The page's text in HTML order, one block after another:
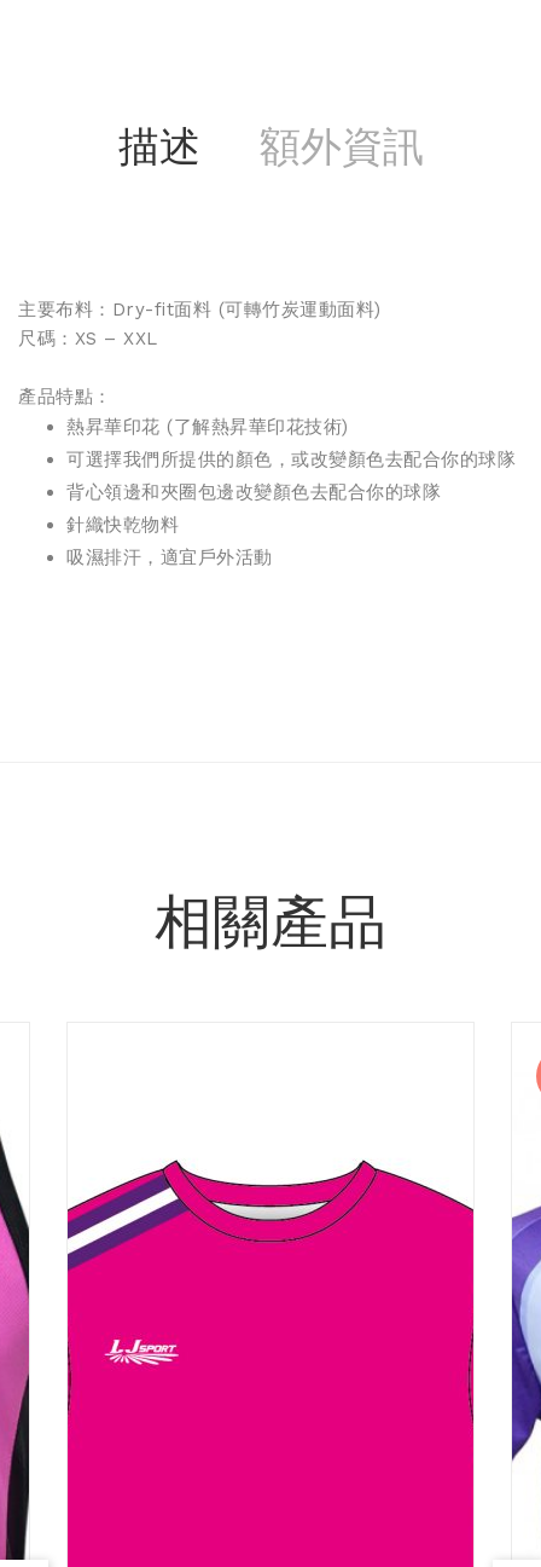
描述 額外資訊
主要布料：Dry-fit面料 (可轉竹炭運動面料)
尺碼：XS – XXL
產品特點：
熱昇華印花 (了解熱昇華印花技術)
可選擇我們所提供的顏色，或改變顏色去配合你的球隊
背心領邊和夾圈包邊改變顏色去配合你的球隊
針織快乾物料
吸濕排汗，適宜戶外活動
相關產品